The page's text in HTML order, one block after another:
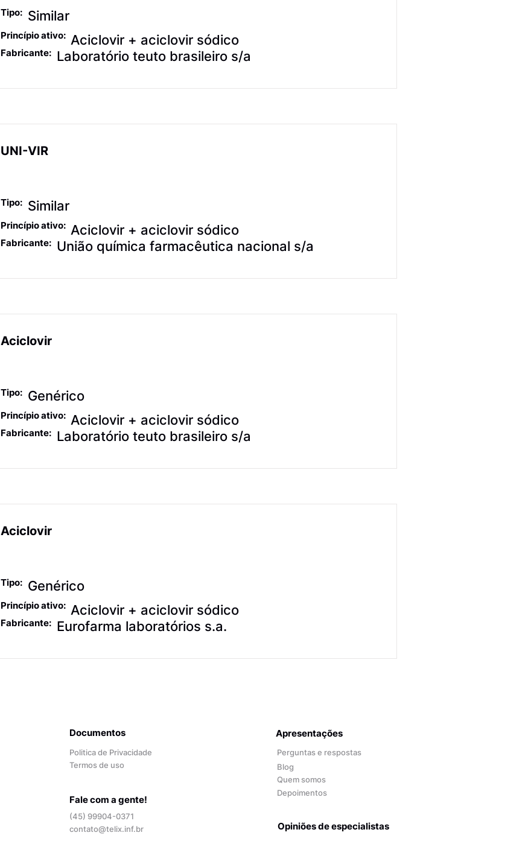
Tipo: Similar
Fabricante: Laboratório teuto brasileiro s/a
Princípio ativo: Aciclovir + aciclovir sódico
UNI-VIR
Tipo: Similar
Fabricante: União química farmacêutica nacional s/a
Princípio ativo: Aciclovir + aciclovir sódico
Aciclovir
Tipo: Genérico
Fabricante: Laboratório teuto brasileiro s/a
Princípio ativo: Aciclovir + aciclovir sódico
Aciclovir
Tipo: Genérico
Fabricante: Eurofarma laboratórios s.a.
Princípio ativo: Aciclovir + aciclovir sódico
Documentos
Politica de Privacidade
Termos de uso
Fale com a gente!
(45) 99904-0371
contato@telix.inf.br
Apresentações
Perguntas e respostas
Blog
Quem somos
Depoimentos
Opiniões de especialistas